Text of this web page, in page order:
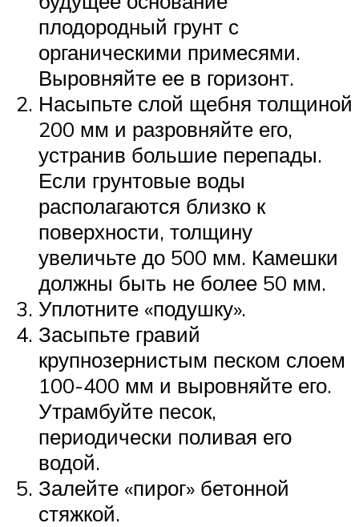
плодородный грунт с
органическими примесями.
Выровняйте ее в горизонт.
Насыпьте слой щебня толщиной
200 мм и разровняйте его,
устранив большие перепады.
Если грунтовые воды
располагаются близко к
поверхности, толщину
увеличьте до 500 мм. Камешки
должны быть не более 50 мм.
Уплотните «подушку».
Засыпьте гравий
крупнозернистым песком слоем
100-400 мм и выровняйте его.
Утрамбуйте песок,
периодически поливая его
водой.
Залейте «пирог» бетонной
стяжкой.